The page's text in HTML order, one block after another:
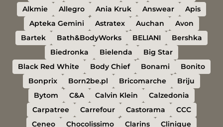
Alkmie
Allegro Ania Kruk Answear
Apis
Apteka Gemini
Astratex Auchan
Avon
Bartek
Bath&BodyWorks BELIANI
Bershka
Biedronka
Bielenda
Big Star
Black Red White
Body Chief Bonami
Bonito
Bonprix
Born2be.pl Bricomarche
Briju
Bytom
C&A Calvin Klein
Calzedonia
Carpatree
Carrefour Castorama
CCC
Ceneo
Chocolissimo Clarins Clinique